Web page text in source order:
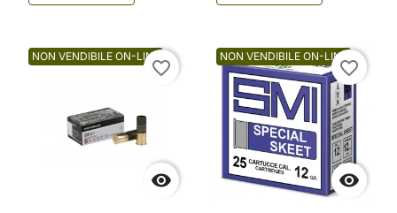
NON VENDIBILE ON-LINE

favorite_border
NON VENDIBILE ON-LINE

favorite_border